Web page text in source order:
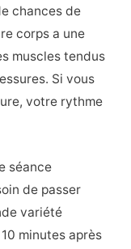
chances de
corps a une
muscles tendus
Si vous
votre rythme
séance
de passer
variété
minutes après